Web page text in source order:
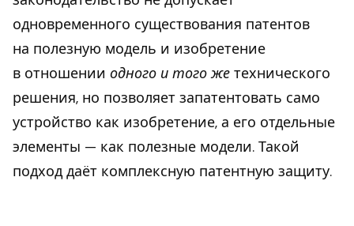
одновременного существования патентов
на полезную модель и изобретение
в отношении одного и того же технического
решения, но позволяет запатентовать само
устройство как изобретение, а его отдельные
элементы — как полезные модели. Такой
подход даёт комплексную патентную защиту.